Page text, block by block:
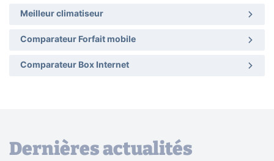
Meilleur climatiseur
Comparateur Forfait mobile
Comparateur Box Internet
Dernières actualités